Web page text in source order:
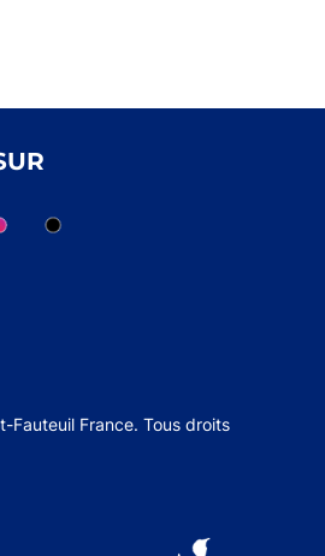
Fauteuil France. Tous droits